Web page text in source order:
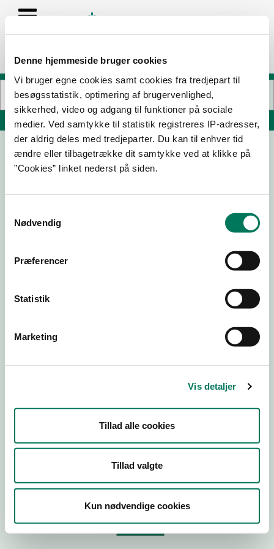
Denne hjemmeside bruger cookies
Vi bruger egne cookies samt cookies fra tredjepart til
besøgsstatistik, optimering af brugervenlighed,
sikkerhed, video og adgang til funktioner på sociale
medier. Ved samtykke til statistik registreres IP-adresser,
der aldrig deles med tredjeparter. Du kan til enhver tid
ændre eller tilbagetrække dit samtykke ved at klikke på
”Cookies” linket nederst på siden.
Nødvendig
Præferencer
Statistik
Marketing
Vis detaljer
Tillad alle cookies
Tillad valgte
Kun nødvendige cookies
Søg på adresse, postnummer, by, firmanavn
Virksomhedstype
ID-nummer
P-nr
Tilføj smiley til dit website
Kopier link til at indsætte på virksomhedens hjemmeside